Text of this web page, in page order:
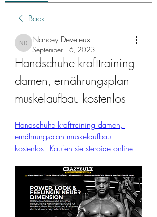
Back
Nancey Devereux
Nancey Devereux
September 16, 2023
Handschuhe krafttraining
damen, ernährungsplan
muskelaufbau kostenlos
Handschuhe krafttraining damen,
ernährungsplan muskelaufbau
kostenlos - Kaufen sie steroide online